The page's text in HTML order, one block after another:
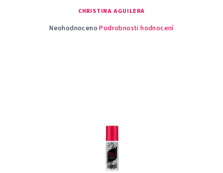
CHRISTINA AGUILERA
Průměrné
Neohodnoceno Podrobnosti hodnocení